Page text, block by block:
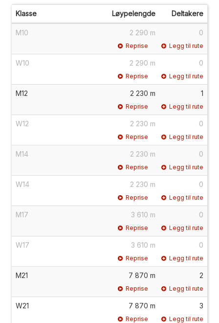
Klasse Løypelengde Deltakere
M10 2 290 m 0
Reprise Legg til rute
W10 2 290 m 0
Reprise Legg til rute
M12 2 230 m 1
Reprise Legg til rute
W12 2 230 m 0
Reprise Legg til rute
M14 2 230 m 0
Reprise Legg til rute
W14 2 230 m 0
Reprise Legg til rute
M17 3 610 m 0
Reprise Legg til rute
W17 3 610 m 0
Reprise Legg til rute
M21 7 870 m 2
Reprise Legg til rute
W21 7 870 m 3
Reprise Legg til rute